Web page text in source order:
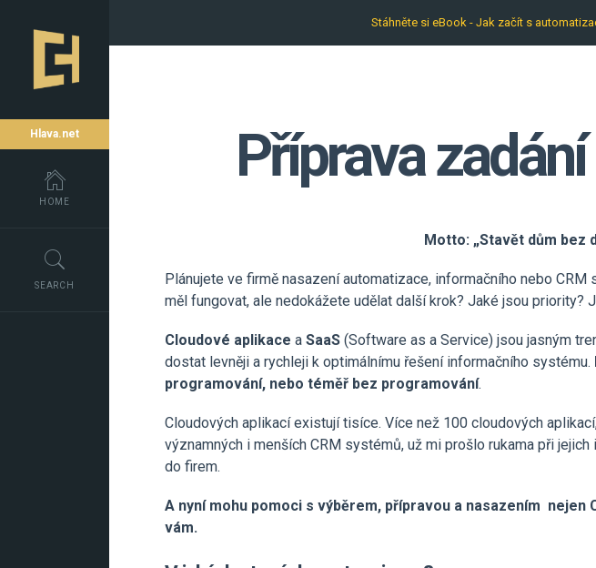
Hlava.net
HOME
SEARCH
Příprava
Motto: „Stavět dům bez
Plánujete ve firmě nasazení automatizace, informačního nebo
měl fungovat, ale nedokážete udělat další krok? Jaké jsou priority?
Cloudové aplikace aSaaS (Software as a Service) jsou jasným
dostat levněji a rychleji k optimálnímu řešení informačního systému.
programování, nebo téměř bez programování.
Cloudových aplikací existují tisíce. Více než 100 cloudových
významných i menších CRM systémů, už mi prošlo rukama při
do firem.
A nyní mohu pomoci s výběrem, přípravou a nasazením nejen
vám.
Stáhněte si eBook - Jak začít s